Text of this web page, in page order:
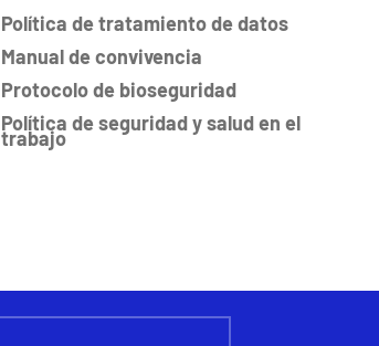
Política de tratamiento de datos
Manual de convivencia
Protocolo de bioseguridad
Política de seguridad y salud en el
trabajo